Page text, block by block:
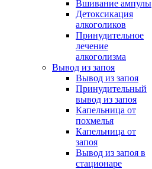
Вшивание ампулы
Детоксикация
алкоголиков
Принудительное
лечение
алкоголизма
Вывод из запоя
Вывод из запоя
Принудительный
вывод из запоя
Капельница от
похмелья
Капельница от
запоя
Вывод из запоя в
стационаре